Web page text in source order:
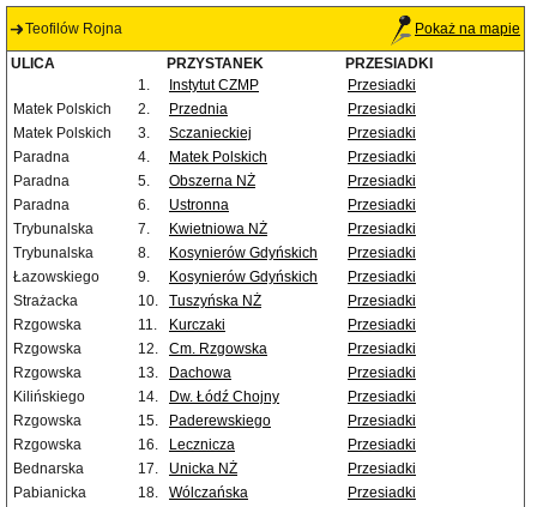
Teofilów Rojna Pokaż na mapie
ULICA PRZYSTANEK
PRZESIADKI
1.
Instytut CZMP
Przesiadki
Matek Polskich
2. Przednia
Przesiadki
Matek Polskich
3. Sczanieckiej
Przesiadki
Paradna
4. Matek Polskich
Przesiadki
Paradna
5. Obszerna NŻ
Przesiadki
Paradna
6. Ustronna
Przesiadki
Trybunalska
7. Kwietniowa NŻ
Przesiadki
Trybunalska
8. Kosynierów Gdyńskich
Przesiadki
Łazowskiego
9. Kosynierów Gdyńskich
Przesiadki
Strażacka
10. Tuszyńska NŻ
Przesiadki
Rzgowska
11. Kurczaki
Przesiadki
Rzgowska
12. Cm. Rzgowska
Przesiadki
Rzgowska
13. Dachowa
Przesiadki
Kilińskiego
14. Dw. Łódź Chojny
Przesiadki
Rzgowska
15. Paderewskiego
Przesiadki
Rzgowska
16. Lecznicza
Przesiadki
Bednarska
17. Unicka NŻ
Przesiadki
Pabianicka
18. Wólczańska
Przesiadki